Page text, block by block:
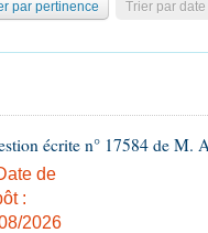
par pertinence Trier par date
écrite n° 17584 de M.
de
:
2026